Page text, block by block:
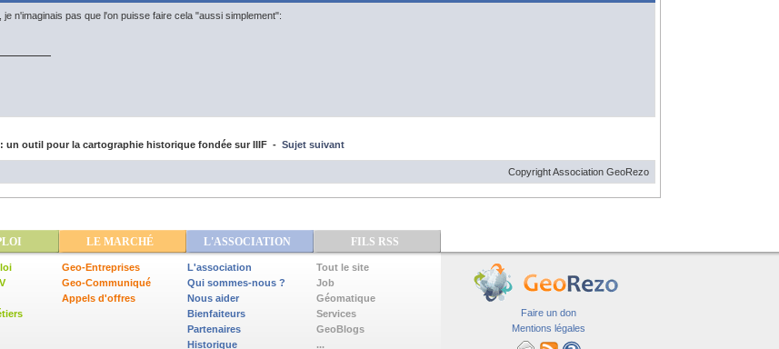
n'imaginais pas que l'on puisse faire cela "aussi simplement":
un outil pour la cartographie historique fondée sur IIIF - Sujet suivant
Copyright Association GeoRezo
LE MARCHÉ L'ASSOCIATION FILS RSS
Geo-Entreprises
Geo-Communiqué
Appels d'offres
L'association
Qui sommes-nous ?
Nous aider
Bienfaiteurs
Partenaires
Historique
Tout le site
Job
Géomatique
Services
GeoBlogs
...
Faire un don
Mentions légales